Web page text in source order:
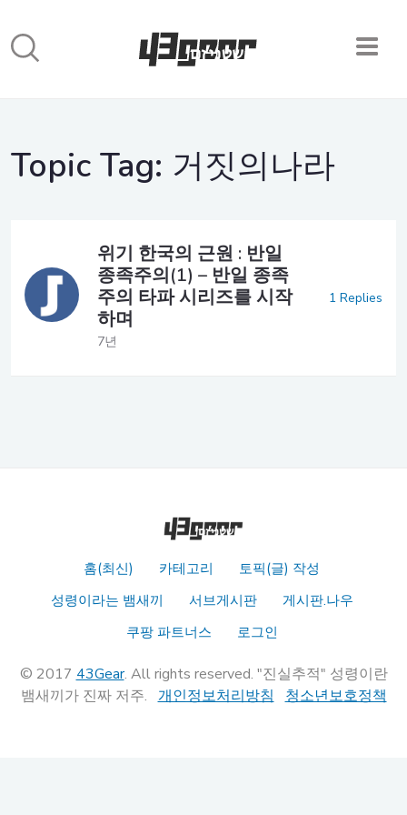
Topic Tag: 거짓의나라
위기 한국의 근원 : 반일
종족주의(1) – 반일 종족
주의 타파 시리즈를 시작
하며
7년
1 Replies
홈(최신) 카테고리
토픽(글) 작성
성령이라는 뱀새끼
서브게시판
게시판.나우
쿠팡 파트너스
로그인
© 2017 43Gear. All rights reserved. "진실추적" 성령이란
뱀새끼가 진짜 저주. 개인정보처리방침 청소년보호정책